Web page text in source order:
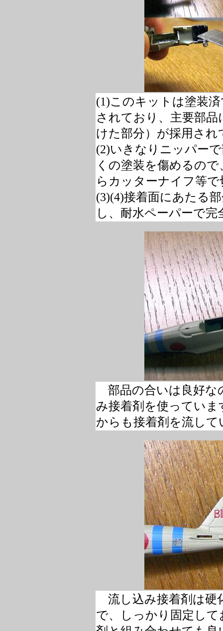
(1)このキットは塗装
されており、主要部
けた部分）が採用され
(2)いきなりニッパー
くの塗装を傷めるの
らカッターナイフ等
(3)(4)接着面にあたる
し、耐水ペーパーで
部品の合いは良好な
み接着剤を使ってい
からも接着剤を流して
流し込み接着剤は硬
で、しっかり固定し